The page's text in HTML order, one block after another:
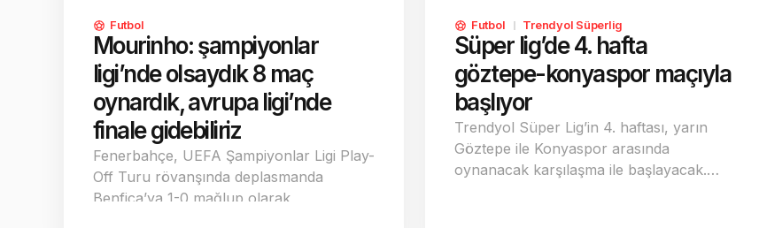
Futbol
Mourinho: şampiyonlar
ligi’nde olsaydık 8 maç
oynardık, avrupa ligi’nde
finale gidebiliriz
Fenerbahçe, UEFA Şampiyonlar Ligi Play-
Off Turu rövanşında deplasmanda
Benfica’ya 1-0 mağlup olarak
Futbol Trendyol Süperlig
Süper lig’de 4. hafta
göztepe-konyaspor maçıyla
başlıyor
Trendyol Süper Lig’in 4. haftası, yarın
Göztepe ile Konyaspor arasında
oynanacak karşılaşma ile başlayacak.…